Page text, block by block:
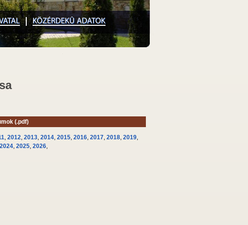
(.pdf)
, 2012, 2013, 2014, 2015, 2016, 2017, 2018, 2019,
2024, 2025, 2026,